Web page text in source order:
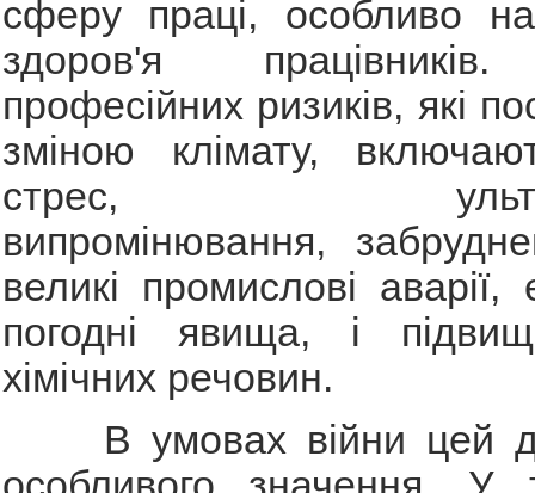
сферу праці, особливо
здоров'я
професійних ризиків, які
зміною клімату,
стрес,
випромінювання,
великі промислові аварії,
погодні явища, і
хімічних речовин.
В умовах війни цей